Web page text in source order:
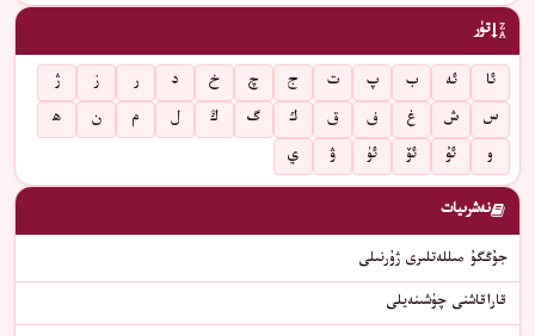
تۈر
ئا ئە ب پ ت ج چ خ د ر ز
ژ
س
ش غ ف ق ك گ ڭ ل م ن
ھ
و
ئۇ ئۆ ئۈ ۋ ي
نەشرىيات
جۇڭگۇ مىللەتلىرى ژۇرنىلى
قاراقاشنى چۈشىنەيلى